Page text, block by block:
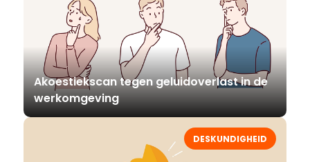
Akoestiekscan tegen geluidoverlast in de
werkomgeving
DESKUNDIGHEID